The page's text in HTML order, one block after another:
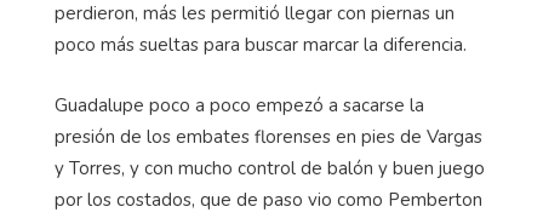
perdieron, más les permitió llegar con piernas un
poco más sueltas para buscar marcar la diferencia.
Guadalupe poco a poco empezó a sacarse la
presión de los embates florenses en pies de Vargas
y Torres, y con mucho control de balón y buen juego
por los costados, que de paso vio como Pemberton